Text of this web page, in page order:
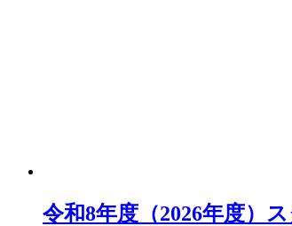
令和8年度（2026年度）